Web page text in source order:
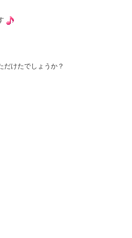
だけたでしょうか？